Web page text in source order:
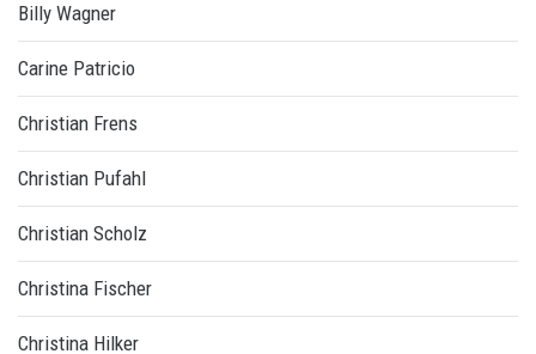
Billy Wagner
Carine Patricio
Christian Frens
Christian Pufahl
Christian Scholz
Christina Fischer
Christina Hilker